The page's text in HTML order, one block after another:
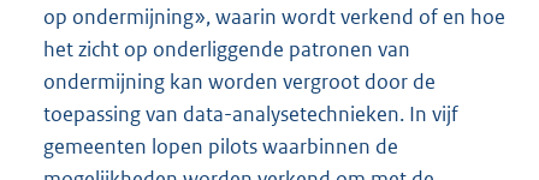
op ondermijning», waarin wordt verkend of en hoe
het zicht op onderliggende patronen van
ondermijning kan worden vergroot door de
toepassing van data-analysetechnieken. In vijf
gemeenten lopen pilots waarbinnen de